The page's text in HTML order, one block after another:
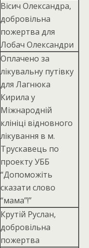
Вісич Олександра,
добровiльна
пожертва для
Лобач Олександри
Оплачено за
лікувальну путівку
для Лагнюка
Кирила у
Міжнародній
клініці відновного
лікування в м.
Трускавець по
проекту УББ
“Допоможіть
сказати слово
“мама”!”
Крутій Руслан,
добровільна
пожертва